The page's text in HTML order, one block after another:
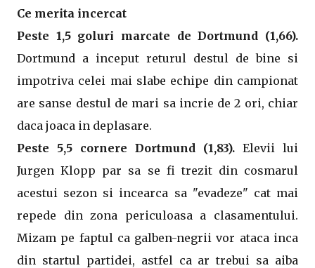
Ce merita incercat
Peste 1,5 goluri marcate de Dortmund (1,66).
Dortmund a inceput returul destul de bine si
impotriva celei mai slabe echipe din campionat
are sanse destul de mari sa incrie de 2 ori, chiar
daca joaca in deplasare.
Peste 5,5 cornere Dortmund (1,83). Elevii lui
Jurgen Klopp par sa se fi trezit din cosmarul
acestui sezon si incearca sa "evadeze" cat mai
repede din zona periculoasa a clasamentului.
Mizam pe faptul ca galben-negrii vor ataca inca
din startul partidei, astfel ca ar trebui sa aiba